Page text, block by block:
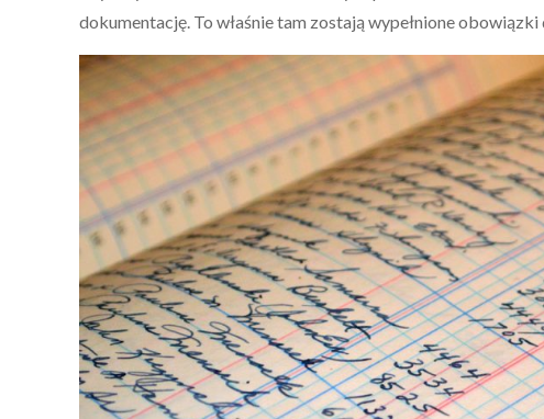
dokumentację. To właśnie tam zostają wypełnione